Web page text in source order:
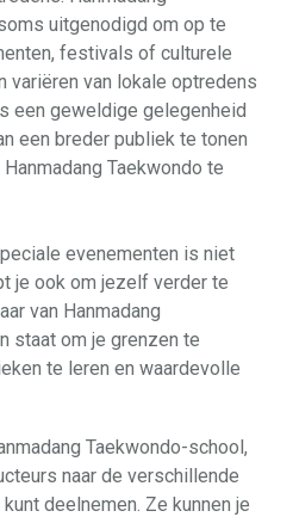
uitgenodigd om op te
festivals of culturele
variëren van lokale optredens
een geweldige gelegenheid
een breder publiek te tonen
Taekwondo te
evenementen is niet
je ook om jezelf verder te
van Hanmadang
staat om je grenzen te
te leren en waardevolle
Taekwondo-school,
naar de verschillende
deelnemen. Ze kunnen je